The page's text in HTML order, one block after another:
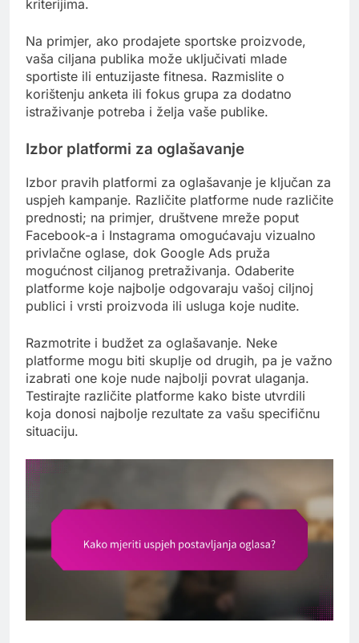
kriterijima.
Na primjer, ako prodajete sportske proizvode,
vaša ciljana publika može uključivati mlade
sportiste ili entuzijaste fitnesa. Razmislite o
korištenju anketa ili fokus grupa za dodatno
istraživanje potreba i želja vaše publike.
Izbor platformi za oglašavanje
Izbor pravih platformi za oglašavanje je ključan za
uspjeh kampanje. Različite platforme nude različite
prednosti; na primjer, društvene mreže poput
Facebook-a i Instagrama omogućavaju vizualno
privlačne oglase, dok Google Ads pruža
mogućnost ciljanog pretraživanja. Odaberite
platforme koje najbolje odgovaraju vašoj ciljnoj
publici i vrsti proizvoda ili usluga koje nudite.
Razmotrite i budžet za oglašavanje. Neke
platforme mogu biti skuplje od drugih, pa je važno
izabrati one koje nude najbolji povrat ulaganja.
Testirajte različite platforme kako biste utvrdili
koja donosi najbolje rezultate za vašu specifičnu
situaciju.